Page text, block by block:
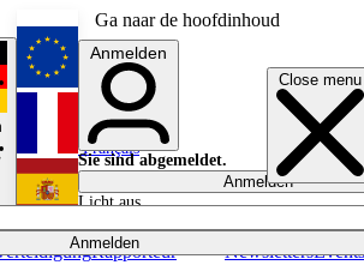
Ga naar de hoofdinhoud
Close menu
Anmelden
Rapporteur NewslettersEvents
English
Français
Anmelden
Sie sind abgemeldet.
Anmelden
Licht aus